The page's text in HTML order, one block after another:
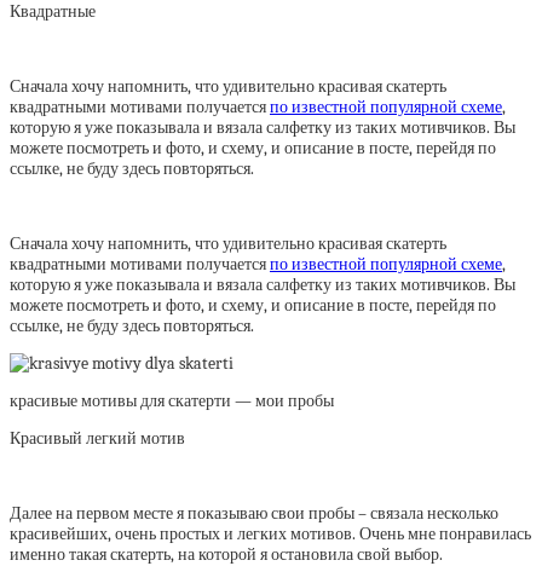
Квадратные
Сначала хочу напомнить, что удивительно красивая скатерть
квадратными мотивами получаетсяпо известной популярной схеме,
которую я уже показывала и вязала салфетку из таких мотивчиков. Вы
можете посмотреть и фото, и схему, и описание в посте, перейдя по
ссылке, не буду здесь повторяться.
Сначала хочу напомнить, что удивительно красивая скатерть
квадратными мотивами получаетсяпо известной популярной схеме,
которую я уже показывала и вязала салфетку из таких мотивчиков. Вы
можете посмотреть и фото, и схему, и описание в посте, перейдя по
ссылке, не буду здесь повторяться.
красивые мотивы для скатерти — мои пробы
Красивый легкий мотив
Далее на первом месте я показываю свои пробы – связала несколько
красивейших, очень простых и легких мотивов. Очень мне понравилась
именно такая скатерть, на которой я остановила свой выбор.